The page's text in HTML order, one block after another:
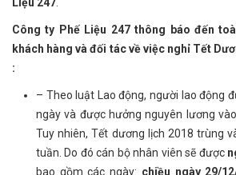
Liệu 247.
Công ty Phế Liệu 247 thông báo đến
khách hàng và đối tác về việc nghỉ Tết
:
– Theo luật Lao động, người lao động
ngày và được hưởng nguyên lương
Tuy nhiên, Tết dương lịch 2018 trùng
tuần. Do đó cán bộ nhân viên sẽ được
bao gồm các ngày: chiều ngày 29/